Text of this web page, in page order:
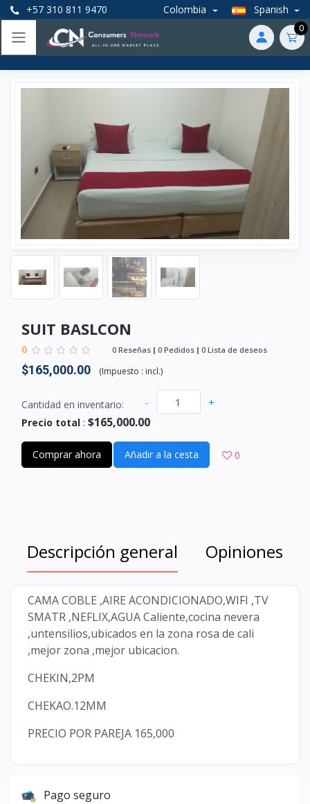
+57 310 811 9470 Colombia Spanish
0
SUIT BASLCON
0 0 Reseñas 0 Pedidos 0 Lista de deseos
$165,000.00 (Impuesto : incl.)
Cantidad en inventario: - +
Precio total : $165,000.00
Comprar ahora Añadir a la cesta 0
Descripción general Opiniones
CAMA COBLE ,AIRE ACONDICIONADO,WIFI ,TV
SMATR ,NEFLIX,AGUA Caliente,cocina nevera
,untensilios,ubicados en la zona rosa de cali
,mejor zona ,mejor ubicacion.
CHEKIN,2PM
CHEKAO.12MM
PRECIO POR PAREJA 165,000
Pago seguro